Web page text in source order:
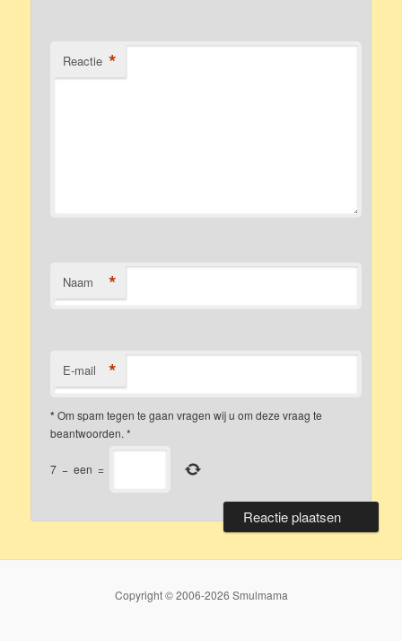
Reactie *
Naam *
E-mail *
*Om spam tegen te gaan vragen wij u om deze vraag te
beantwoorden. *
7 − een =
Copyright © 2006-2026 Smulmama